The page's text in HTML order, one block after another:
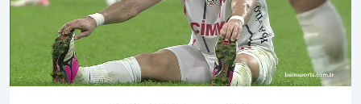
00:18 00:53